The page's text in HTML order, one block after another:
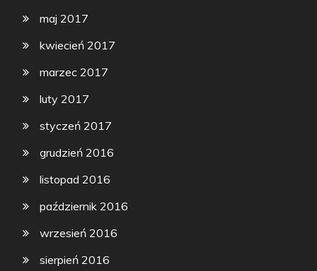
maj 2017
kwiecień 2017
marzec 2017
luty 2017
styczeń 2017
grudzień 2016
listopad 2016
październik 2016
wrzesień 2016
sierpień 2016